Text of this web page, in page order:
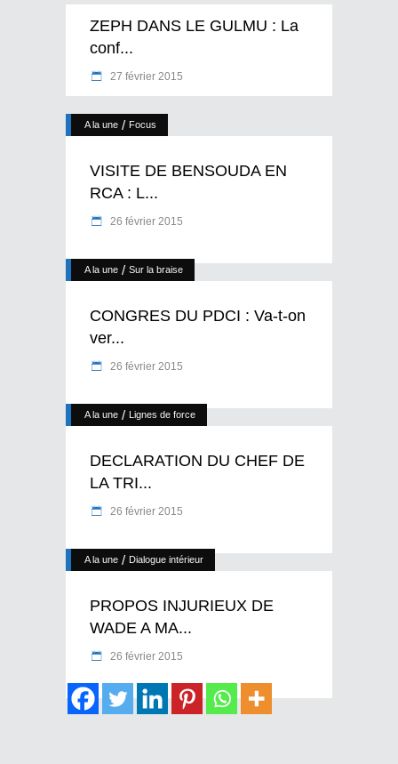
ZEPH DANS LE GULMU : La
conf...
27 février 2015
A la une / Focus
VISITE DE BENSOUDA EN
RCA : L...
26 février 2015
A la une / Sur la braise
CONGRES DU PDCI : Va-t-on
ver...
26 février 2015
A la une / Lignes de force
DECLARATION DU CHEF DE
LA TRI...
26 février 2015
A la une / Dialogue intérieur
PROPOS INJURIEUX DE
WADE A MA...
26 février 2015